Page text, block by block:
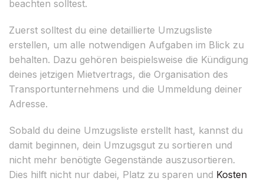
beachten solltest.
Zuerst solltest du eine detaillierte Umzugsliste
erstellen, um alle notwendigen Aufgaben im Blick zu
behalten. Dazu gehören beispielsweise die Kündigung
deines jetzigen Mietvertrags, die Organisation des
Transportunternehmens und die Ummeldung deiner
Adresse.
Sobald du deine Umzugsliste erstellt hast, kannst du
damit beginnen, dein Umzugsgut zu sortieren und
nicht mehr benötigte Gegenstände auszusortieren.
Dies hilft nicht nur dabei, Platz zu sparen und Kosten